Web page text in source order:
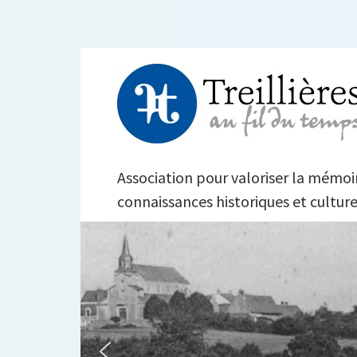
contenu
TREILLIÈRES AU
Association pour valoriser la
connaissances historiques et